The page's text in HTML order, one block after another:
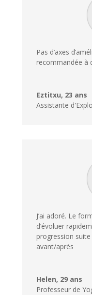
Pas d’axes
recommandée à
Eztitxu, 23 ans
Assistante
J’ai adoré. Le
d’évoluer
progression
avant/après
Helen, 29 ans
Professeur de